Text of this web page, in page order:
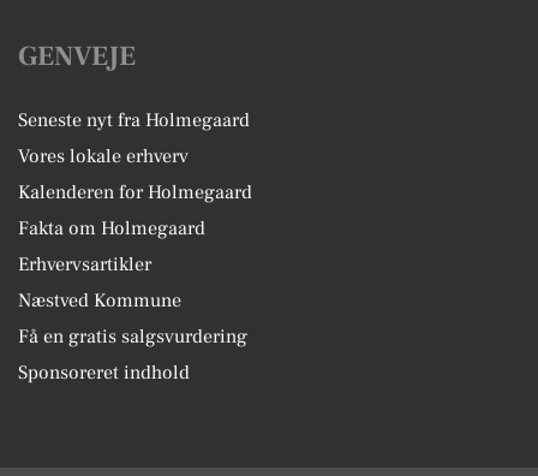
GENVEJE
Seneste nyt fra Holmegaard
Vores lokale erhverv
Kalenderen for Holmegaard
Fakta om Holmegaard
Erhvervsartikler
Næstved Kommune
Få en gratis salgsvurdering
Sponsoreret indhold